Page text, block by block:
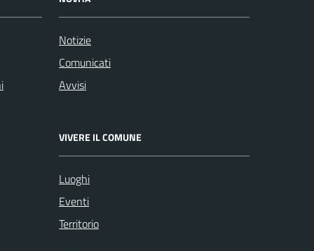
Notizie
Comunicati
Avvisi
VIVERE IL COMUNE
Luoghi
Eventi
Territorio